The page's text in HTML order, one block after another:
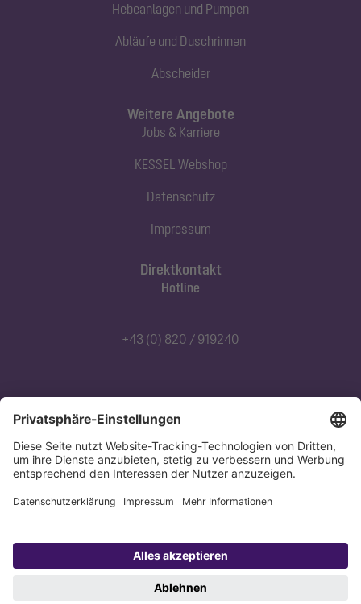
Hebeanlagen und Pumpen
Abläufe und Duschrinnen
Abscheider
Direktkontakt
Hotline
+43 (0) 820 / 919240
Abonnieren Sie unseren Newsletter
Jetzt anmelden
Weitere Angebote
Jobs & Karriere
KESSEL Webshop
Datenschutz
Impressum
Copyright 1998-2026 KESSEL SE + Co. KG, Bahnhofstraße 31, 85101 Lenting,
Datenschutz Impressum